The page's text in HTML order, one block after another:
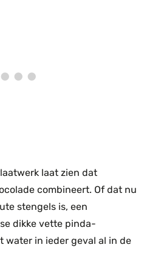
laat zien dat
combineert. Of dat nu
stengels is, een
dikke vette pinda-
water in ieder geval al in de